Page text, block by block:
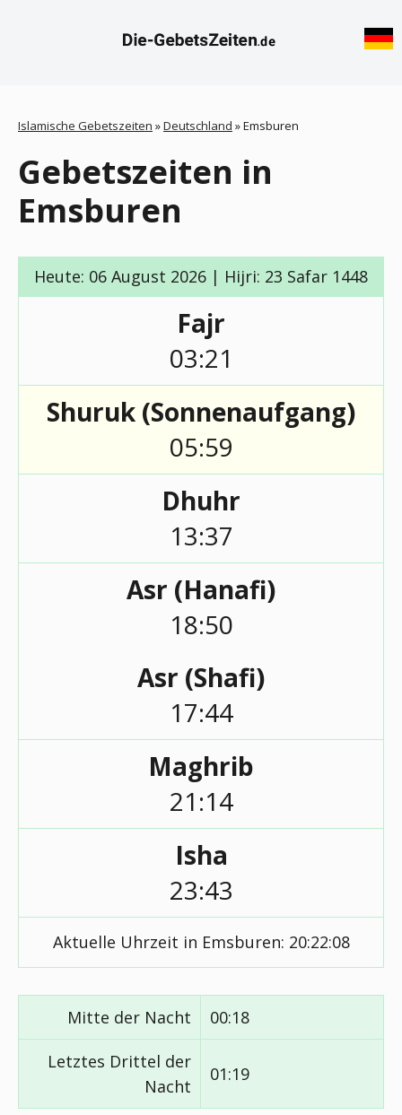
Islamische Gebetszeiten »Deutschland »Emsburen
Gebetszeiten in
Emsburen
Heute: 06 August 2026 | Hijri: 23 Safar 1448
Fajr
03:21
Shuruk (Sonnenaufgang)
05:59
Dhuhr
13:37
Asr (Hanafi)
18:50
Asr (Shafi)
17:44
Maghrib
21:14
Isha
23:43
Aktuelle Uhrzeit in Emsburen: 20:22:08
Mitte der Nacht 00:18
Letztes Drittel der
Nacht
01:19